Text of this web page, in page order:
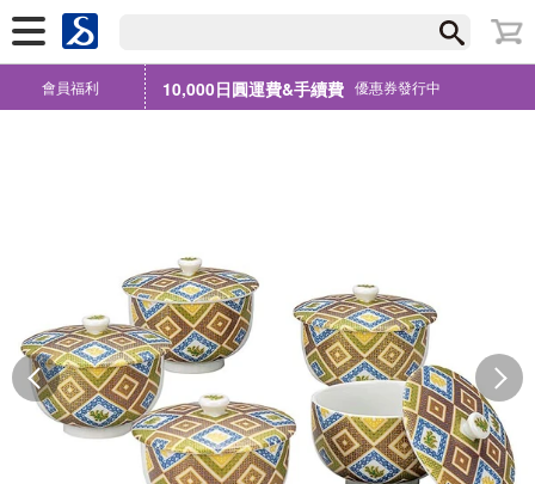
會員福利 10,000日圓運費&手續費 優惠券發行中